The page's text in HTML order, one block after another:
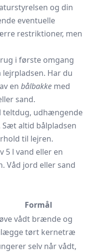
og din
eventuelle
restriktioner, men
i første omgang
Har du
en bålbakke med
sand.
teltdug, udhængende
altid bålpladsen
til lejren.
5 l vand eller en
Våd jord eller sand
Formål
vådt brænde og
tørt kernetræ
selv når vådt,